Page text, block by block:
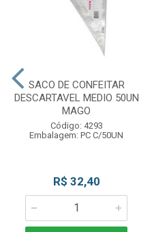
SACO DE CONFEITAR
DESCARTAVEL MEDIO 50UN
MAGO
Código: 4293
Embalagem: PC C/50UN
R$ 32,40